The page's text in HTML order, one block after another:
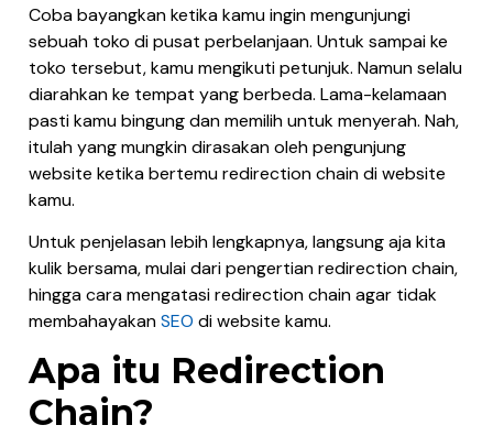
Coba bayangkan ketika kamu ingin mengunjungi
sebuah toko di pusat perbelanjaan. Untuk sampai ke
toko tersebut, kamu mengikuti petunjuk. Namun selalu
diarahkan ke tempat yang berbeda. Lama-kelamaan
pasti kamu bingung dan memilih untuk menyerah. Nah,
itulah yang mungkin dirasakan oleh pengunjung
website ketika bertemu redirection chain di website
kamu.
Untuk penjelasan lebih lengkapnya, langsung aja kita
kulik bersama, mulai dari pengertian redirection chain,
hingga cara mengatasi redirection chain agar tidak
membahayakanSEO di website kamu.
Apa itu Redirection
Chain?